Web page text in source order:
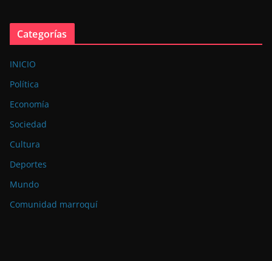
Categorías
INICIO
Política
Economía
Sociedad
Cultura
Deportes
Mundo
Comunidad marroquí